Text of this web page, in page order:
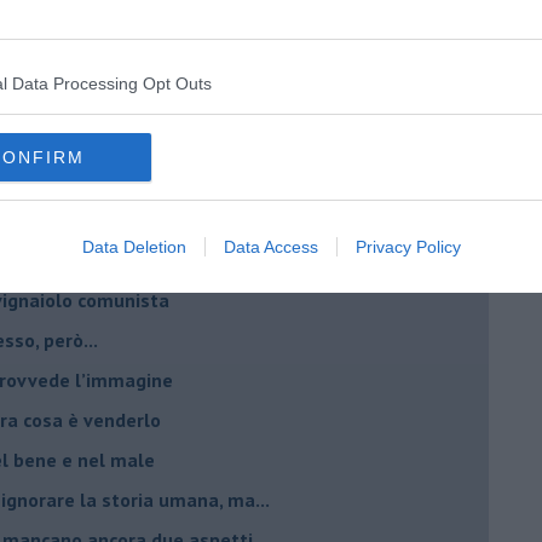
Data Processing Opt Outs
Data Deletion Data Access Privacy Policy
anche vini-liquore
la vitivinicoltura
del vino 2025
comunista
però...
l’immagine
cosa è venderlo
bene e nel male
la storia umana, ma...